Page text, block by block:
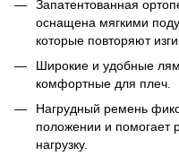
Запатентованная
оснащена мягкими
которые повторяют
Широкие и удобные
комфортные для плеч.
Нагрудный ремень
положении и помогает
нагрузку.